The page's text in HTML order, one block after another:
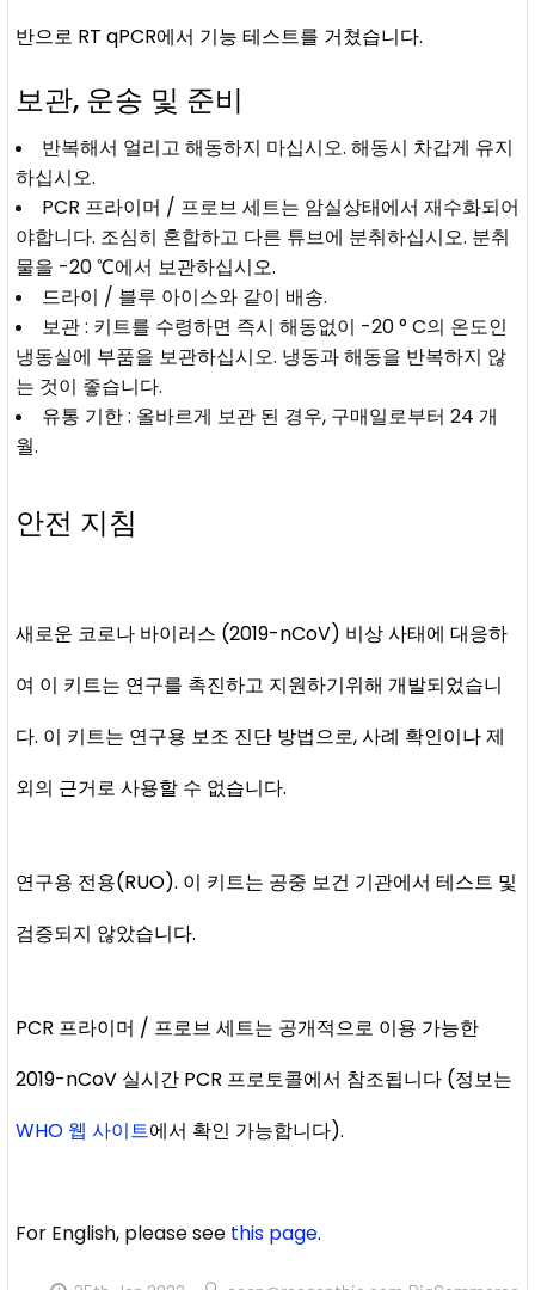
반으로 RT qPCR에서 기능 테스트를 거쳤습니다.
보관, 운송 및 준비
반복해서 얼리고 해동하지 마십시오. 해동시 차갑게 유지
하십시오.
PCR 프라이머 / 프로브 세트는 암실상태에서 재수화되어
야합니다. 조심히 혼합하고 다른 튜브에 분취하십시오. 분취
물을 -20 ℃에서 보관하십시오.
드라이 / 블루 아이스와 같이 배송.
보관 : 키트를 수령하면 즉시 해동없이 -20 ° C의 온도인
냉동실에 부품을 보관하십시오. 냉동과 해동을 반복하지 않
는 것이 좋습니다.
유통 기한 : 올바르게 보관 된 경우, 구매일로부터 24 개
월.
안전 지침
새로운 코로나 바이러스 (2019-nCoV) 비상 사태에 대응하
여 이 키트는 연구를 촉진하고 지원하기위해 개발되었습니
다. 이 키트는 연구용 보조 진단 방법으로, 사례 확인이나 제
외의 근거로 사용할 수 없습니다.
연구용 전용(RUO). 이 키트는 공중 보건 기관에서 테스트 및
검증되지 않았습니다.
PCR 프라이머 / 프로브 세트는 공개적으로 이용 가능한
2019-nCoV 실시간 PCR 프로토콜에서 참조됩니다 (정보는
WHO 웹 사이트에서 확인 가능합니다).
For English, please see this page.